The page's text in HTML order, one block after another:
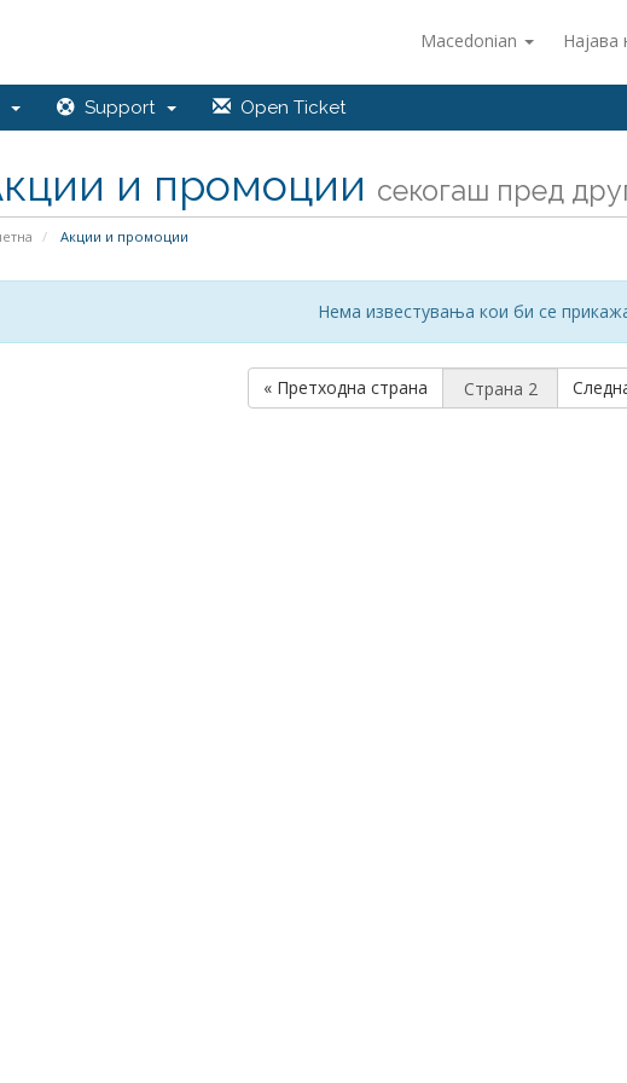
Macedonian Најава
Support Open Ticket
и промоции секогаш пред
Акции и промоции
Нема известувања кои би се
« Претходна страна